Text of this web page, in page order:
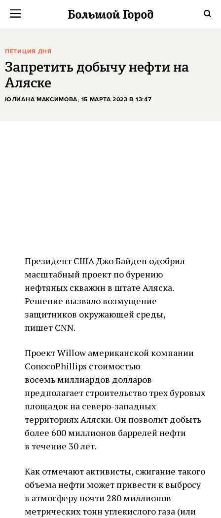
ПЕТИЦИЯ ДНЯ
Запретить добычу нефти на
Аляске
ЮЛИАНА МАКСИМОВА, 15 МАРТА 2023 В 13:47
Президент США Джо Байден одобрил
масштабный проект по бурению
нефтяных скважин в штате Аляска.
Решение вызвало возмущение
защитников окружающей среды,
пишет CNN.
Проект Willow американской компании
ConocoPhillips стоимостью
восемь миллиардов долларов
предполагает строительство трех буровых
площадок на северо-западных
территориях Аляски. Он позволит добыть
более 600 миллионов баррелей нефти
в течение 30 лет.
Как отмечают активисты, сжигание такого
объема нефти может привести к выбросу
в атмосферу почти 280 миллионов
метрических тонн углекислого газа (или